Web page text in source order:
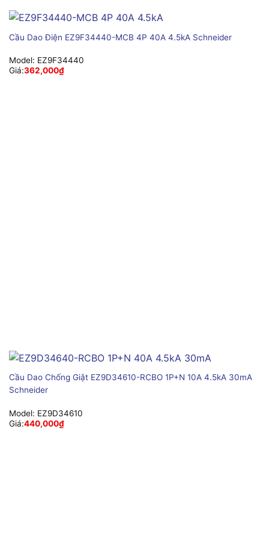
Cầu Dao Điện EZ9F34440-MCB 4P 40A 4.5kA Schneider
Model: EZ9F34440
Giá:362,000₫
Cầu Dao Chống Giật EZ9D34610-RCBO 1P+N 10A 4.5kA 30mA
Schneider
Model: EZ9D34610
Giá:440,000₫